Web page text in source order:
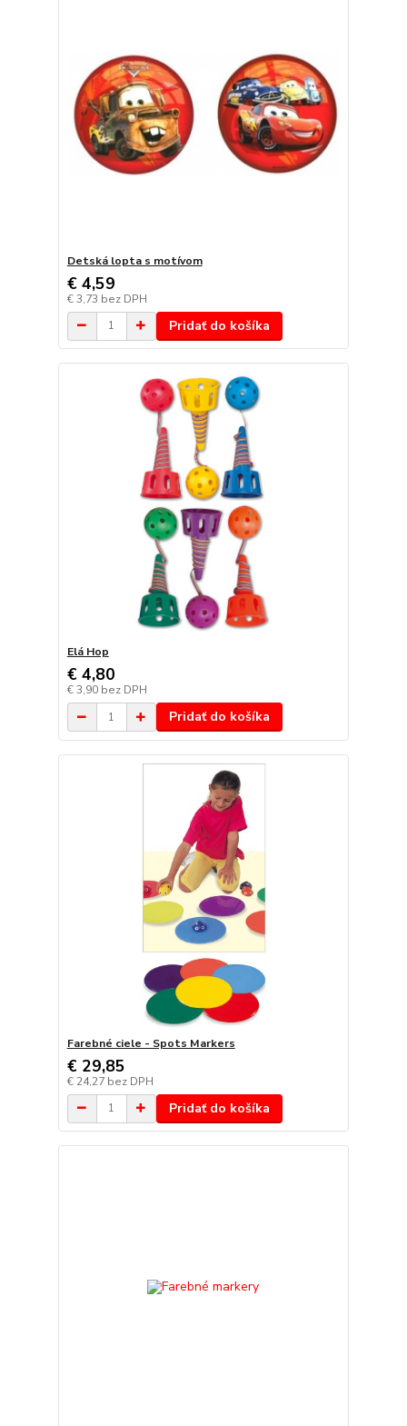
Detská lopta s motívom
€ 4,59
€ 3,73 bez DPH
Pridať do košíka
Elá Hop
€ 4,80
€ 3,90 bez DPH
Pridať do košíka
Farebné ciele - Spots Markers
€ 29,85
€ 24,27 bez DPH
Pridať do košíka